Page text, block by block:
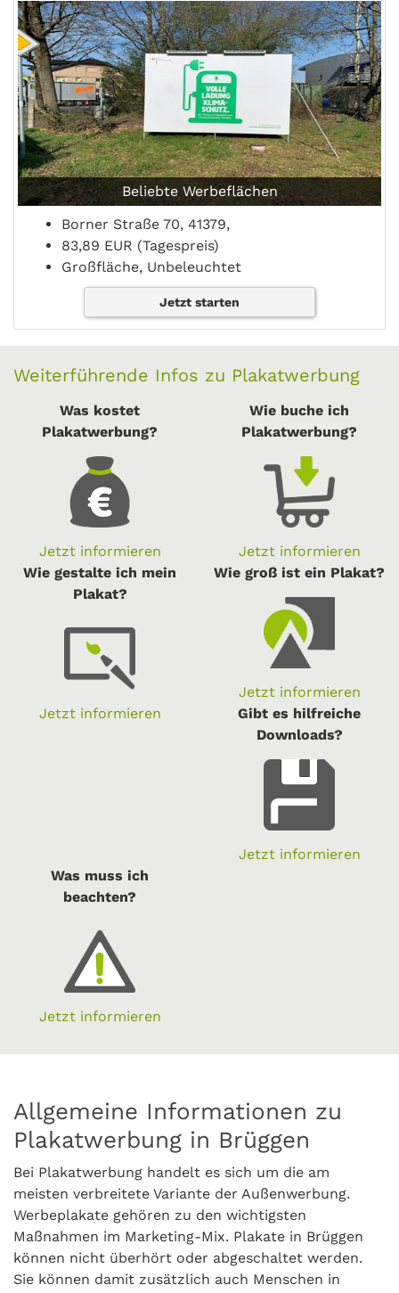
Beliebte Werbeflächen
Borner Straße 70, 41379,
83,89 EUR (Tagespreis)
Großfläche, Unbeleuchtet
Jetzt starten
Weiterführende Infos zu Plakatwerbung
Was kostet
Plakatwerbung?
Jetzt informieren
Wie buche ich
Plakatwerbung?
Jetzt informieren
Wie gestalte ich mein
Plakat?
Jetzt informieren
Wie groß ist ein Plakat?
Jetzt informieren
Gibt es hilfreiche
Downloads?
Jetzt informieren
Was muss ich
beachten?
Jetzt informieren
Allgemeine Informationen zu
Plakatwerbung in Brüggen
Bei Plakatwerbung handelt es sich um die am
meisten verbreitete Variante der Außenwerbung.
Werbeplakate gehören zu den wichtigsten
Maßnahmen im Marketing-Mix. Plakate in Brüggen
können nicht überhört oder abgeschaltet werden.
Sie können damit zusätzlich auch Menschen in